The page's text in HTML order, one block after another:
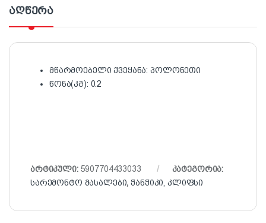
აღწერა
მწარმოებელი ქვეყანა: პოლონეთი
წონა(კგ): 0.2
არტიკული: 5907704433033
კატეგორია:
სარემონტო მასალები,ჭანჭიკი, კლიფსი